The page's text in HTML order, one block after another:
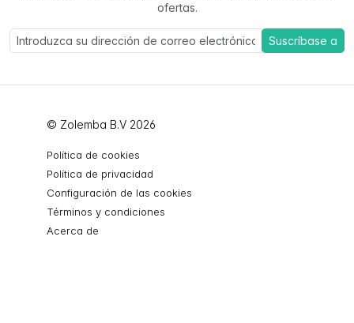
ofertas.
Suscríbase a
© Zolemba B.V 2026
Política de cookies
Política de privacidad
Configuración de las cookies
Términos y condiciones
Acerca de